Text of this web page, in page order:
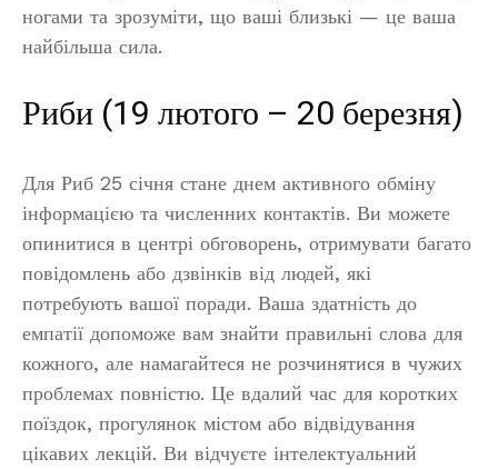
ногами та зрозуміти, що ваші близькі — це ваша
найбільша сила.
Риби (19 лютого – 20 березня)
Для Риб 25 січня стане днем активного обміну
інформацією та численних контактів. Ви можете
опинитися в центрі обговорень, отримувати багато
повідомлень або дзвінків від людей, які
потребують вашої поради. Ваша здатність до
емпатії допоможе вам знайти правильні слова для
кожного, але намагайтеся не розчинятися в чужих
проблемах повністю. Це вдалий час для коротких
поїздок, прогулянок містом або відвідування
цікавих лекцій. Ви відчуєте інтелектуальний